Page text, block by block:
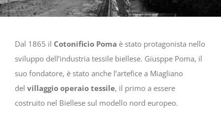
Dal 1865 il Cotonificio Poma è stato protagonista nello
sviluppo dell’industria tessile biellese. Giusppe Poma, il
suo fondatore, è stato anche l’artefice a Miagliano
del villaggio operaio tessile, il primo a essere
costruito nel Biellese sul modello nord europeo.